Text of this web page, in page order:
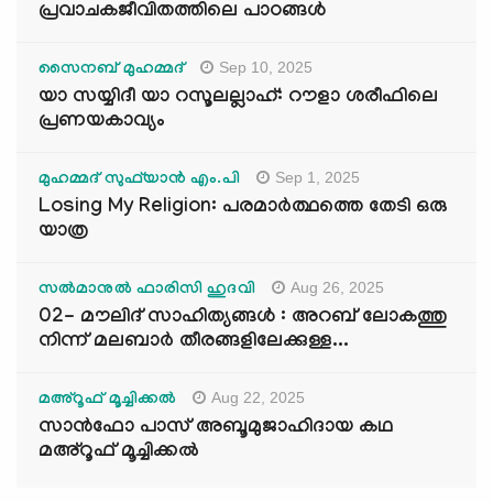
പ്രവാചകജീവിതത്തിലെ പാഠങ്ങൾ
സൈനബ് മുഹമ്മദ് Sep 10, 2025
യാ സയ്യിദീ യാ റസൂലല്ലാഹ്: റൗളാ ശരീഫിലെ
പ്രണയകാവ്യം
മുഹമ്മദ് സുഫ്‌യാൻ എം.പി Sep 1, 2025
Losing My Religion: പരമാർത്ഥത്തെ തേടി ഒരു
യാത്ര
സൽമാനുൽ ഫാരിസി ഹുദവി Aug 26, 2025
02- മൗലിദ് സാഹിത്യങ്ങൾ : അറബ് ലോകത്തു
നിന്ന് മലബാർ തീരങ്ങളിലേക്കുള്ള...
മഅ്റൂഫ് മൂച്ചിക്കല്‍ Aug 22, 2025
സാൻഫോ പാസ് അബൂമുജാഹിദായ കഥ
മഅ്റൂഫ് മൂച്ചിക്കല്‍